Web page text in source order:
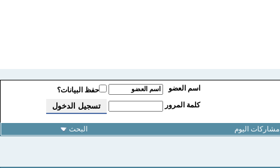
اسم العضو
حفظ البيانات؟
كلمة المرور
مشاركات اليوم البحث